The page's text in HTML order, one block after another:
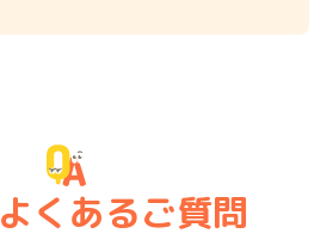
よくあるご質問